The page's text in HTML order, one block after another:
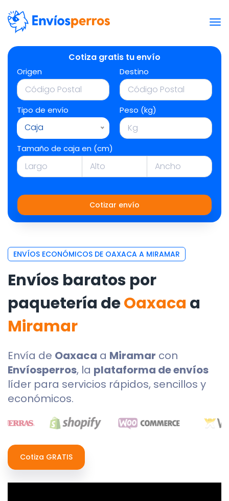
Cotiza gratis tu envío
Origen Destino
Tipo de envío
Caja
Peso (kg)
Tamaño de caja en (cm)
Cotizar envío
ENVÍOS ECONÓMICOS DE OAXACA A MIRAMAR
Envíos baratos por
paquetería deOaxaca a
Miramar
Envía de Oaxaca a Miramar con
Envíosperros, la plataforma de envíos
líder para servicios rápidos, sencillos y
económicos.
Cotiza GRATIS